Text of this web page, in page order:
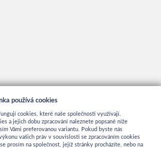
používá cookies
cookies, které naše společnosti využívají.
a jejich dobu zpracování naleznete popsané níže
Vámi preferovanou variantu. Pokud byste nás
vašich práv v souvislosti se zpracováním cookies
prosím na společnost, jejíž stránky procházíte, nebo na